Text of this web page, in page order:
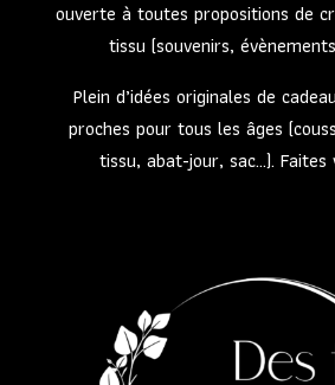
ouverte à toutes propositions de
tissu (souvenirs,
Plein d’idées originales de
proches pour tous les âges
tissu, abat-jour, sac…). Faites